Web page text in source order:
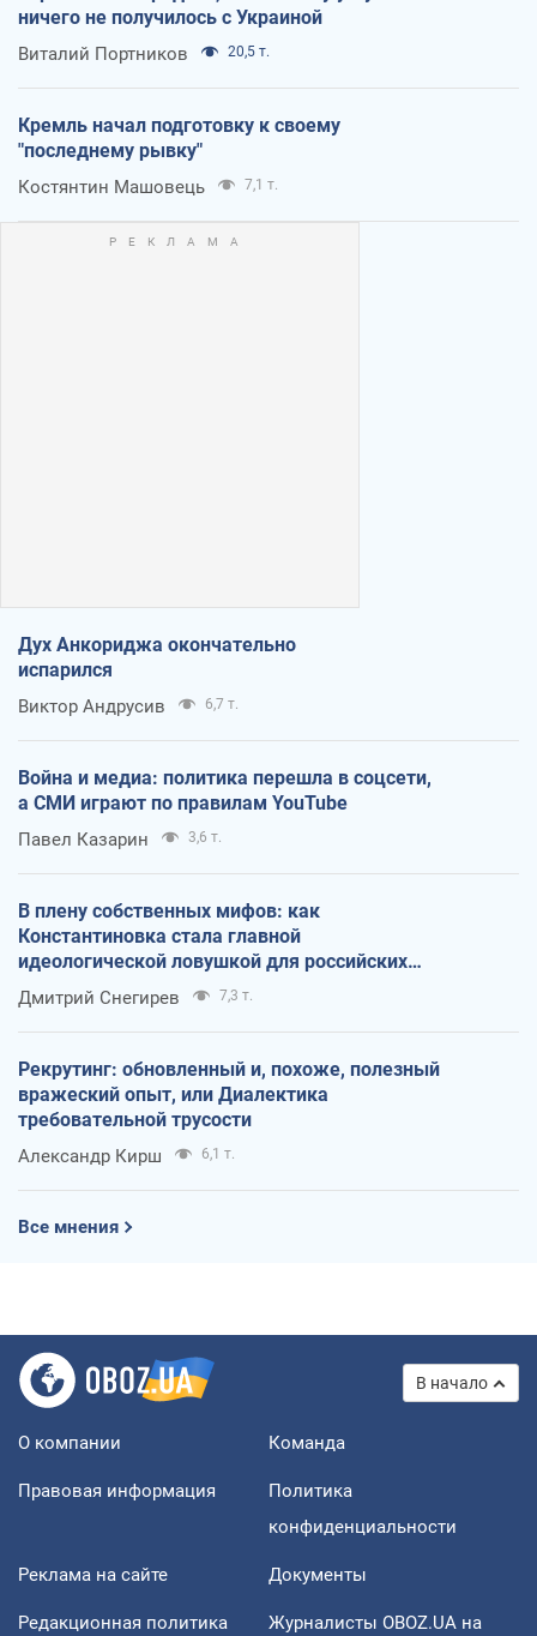
ничего не получилось с Украиной
Виталий Портников 20,5 т.
Кремль начал подготовку к своему
"последнему рывку"
Костянтин Машовець 7,1 т.
Дух Анкориджа окончательно
испарился
Виктор Андрусив 6,7 т.
Война и медиа: политика перешла в соцсети,
а СМИ играют по правилам YouTube
Павел Казарин 3,6 т.
В плену собственных мифов: как
Константиновка стала главной
идеологической ловушкой для российских
оккупантов
Дмитрий Снегирев 7,3 т.
Рекрутинг: обновленный и, похоже, полезный
вражеский опыт, или Диалектика
требовательной трусости
Александр Кирш 6,1 т.
Все мнения
В начало
О компании Команда
Правовая информация
Политика
конфиденциальности
Реклама на сайте Документы
Редакционная политика
Журналисты OBOZ.UA на